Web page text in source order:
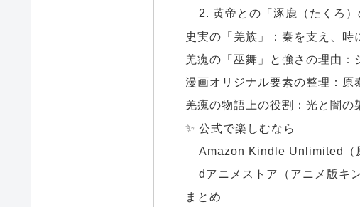
2. 黄帝との「涿鹿（たくろ）
史実の「羌族」：秦を支え、時
羌瘣の「巫舞」と強さの理由：
漫画オリジナル要素の整理：原
羌瘣の物語上の役割：光と闇の
✨ 公式で楽しむなら
Amazon Kindle Unlimited（
dアニメストア（アニメ版キ
まとめ